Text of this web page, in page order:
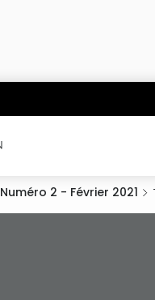
Numéro 2 - Février 2021